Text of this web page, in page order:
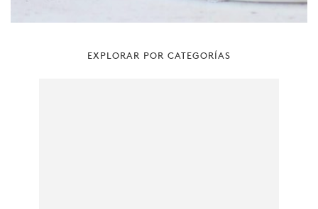
EXPLORAR POR CATEGORÍAS